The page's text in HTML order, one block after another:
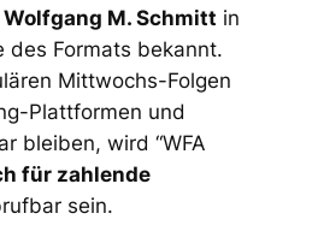
M. Schmitt in
des Formats bekannt.
Mittwochs-Folgen
Plattformen und
bleiben, wird “WFA
für zahlende
sein.